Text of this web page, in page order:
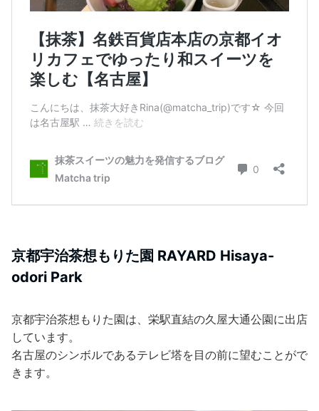
京都宇治茶想もりた園 RAYARD Hisaya-
odori Park
京都宇治茶想もりた園は、栄駅直結の久屋大通公園に出店
しています。
名古屋のシンボルであるテレビ塔を目の前に望むことがで
きます。